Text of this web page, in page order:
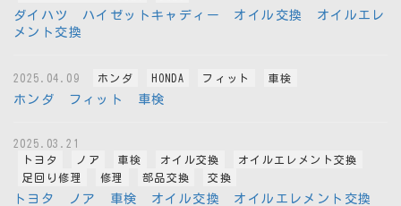
ダイハツ ハイゼットキャディー オイル交換 オイルエレ
メント交換
2025.04.09 ホンダ HONDA フィット 車検
ホンダ フィット 車検
2025.03.21
トヨタ
ノア 車検 オイル交換
オイルエレメント交換
足回り修理
修理 部品交換 交換
トヨタ ノア 車検 オイル交換 オイルエレメント交換